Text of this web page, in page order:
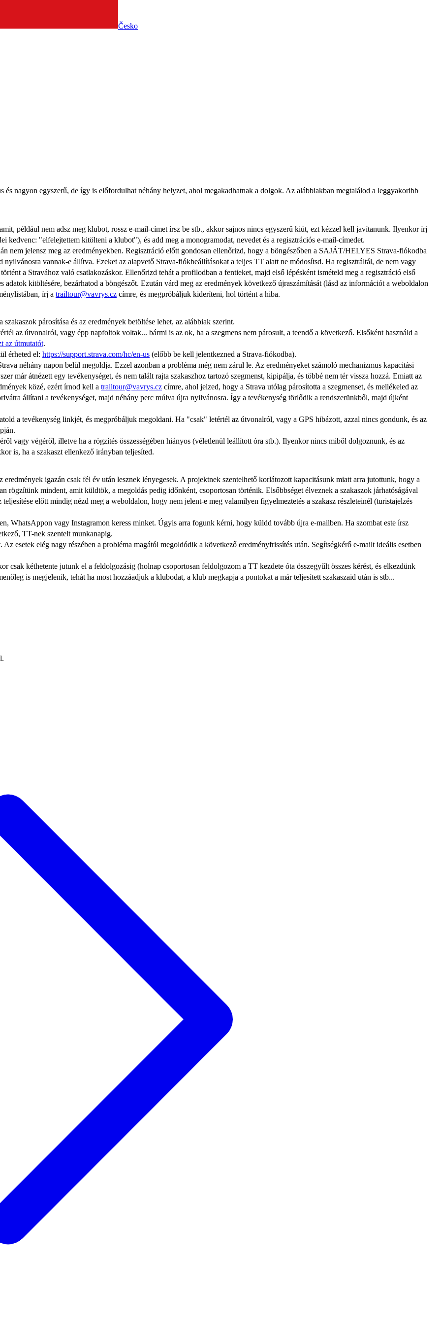
Česko
nagyon egyszerű, de így is előfordulhat néhány helyzet, ahol megakadhatnak a dolgok. Az alábbiakban megtalálod a leggyakoribb
például nem adsz meg klubot, rossz e-mail-címet írsz be stb., akkor sajnos nincs egyszerű kiút, ezt kézzel kell javítanunk. Ilyenkor írj
kedvenc: "elfelejtettem kitölteni a klubot"), és add meg a monogramodat, nevedet és a regisztrációs e-mail-címedet.
nem jelensz meg az eredményekben. Regisztráció előtt gondosan ellenőrizd, hogy a böngészőben a SAJÁT/HELYES Strava-fiókodba
nyilvánosra vannak-e állítva. Ezeket az alapvető Strava-fiókbeállításokat a teljes TT alatt ne módosítsd. Ha regisztráltál, de nem vagy
a Stravához való csatlakozáskor. Ellenőrizd tehát a profilodban a fentieket, majd első lépésként ismételd meg a regisztráció első
adatok kitöltésére, bezárhatod a böngészőt. Ezután várd meg az eredmények következő újraszámítását (lásd az információt a weboldalon
írj a trailtour@vavrys.cz címre, és megpróbáljuk kideríteni, hol történt a hiba.
párosítása és az eredmények betöltése lehet, az alábbiak szerint.
az útvonalról, vagy épp napfoltok voltak... bármi is az ok, ha a szegmens nem párosult, a teendő a következő. Elsőként használd a
az útmutatót.
érheted el: https://support.strava.com/hc/en-us (előbb be kell jelentkezned a Strava-fiókodba).
néhány napon belül megoldja. Ezzel azonban a probléma még nem zárul le. Az eredményeket számoló mechanizmus kapacitási
már átnézett egy tevékenységet, és nem talált rajta szakaszhoz tartozó szegmenst, kipipálja, és többé nem tér vissza hozzá. Emiatt az
közé, ezért írnod kell a trailtour@vavrys.cz címre, ahol jelzed, hogy a Strava utólag párosította a szegmenset, és mellékeled az
állítani a tevékenységet, majd néhány perc múlva újra nyilvánosra. Így a tevékenység törlődik a rendszerünkből, majd újként
a tevékenység linkjét, és megpróbáljuk megoldani. Ha "csak" letértél az útvonalról, vagy a GPS hibázott, azzal nincs gondunk, és az
vagy végéről, illetve ha a rögzítés összességében hiányos (véletlenül leállított óra stb.). Ilyenkor nincs miből dolgoznunk, és az
is, ha a szakaszt ellenkező irányban teljesíted.
igazán csak fél év után lesznek lényegesek. A projektnek szentelhető korlátozott kapacitásunk miatt arra jutottunk, hogy a
rögzítünk mindent, amit küldtök, a megoldás pedig időnként, csoportosan történik. Elsőbbséget élveznek a szakaszok járhatóságával
előtt mindig nézd meg a weboldalon, hogy nem jelent-e meg valamilyen figyelmeztetés a szakasz részleteinél (turistajelzés
WhatsAppon vagy Instagramon keress minket. Úgyis arra fogunk kérni, hogy küldd tovább újra e-mailben. Ha szombat este írsz
TT-nek szentelt munkanapig.
esetek elég nagy részében a probléma magától megoldódik a következő eredményfrissítés után. Segítségkérő e-mailt ideális esetben
csak kéthetente jutunk el a feldolgozásig (holnap csoportosan feldolgozom a TT kezdete óta összegyűlt összes kérést, és elkezdünk
is megjelenik, tehát ha most hozzáadjuk a klubodat, a klub megkapja a pontokat a már teljesített szakaszaid után is stb...